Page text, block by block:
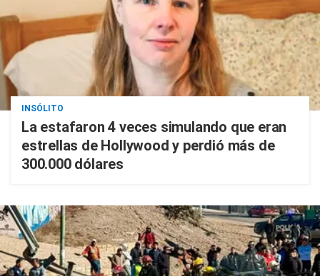
INSÓLITO
La estafaron 4 veces simulando que eran
estrellas de Hollywood y perdió más de
300.000 dólares